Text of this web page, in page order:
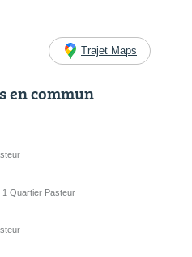
Trajet Maps
en commun
Quartier Pasteur